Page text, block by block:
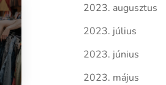
2023. augusztus
2023. július
2023. június
2023. május